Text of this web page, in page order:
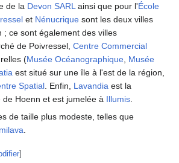
de la Devon SARL ainsi que pour l'École
et Nénucrique sont les deux villes
; ce sont également des villes
de Poivressel, Centre Commercial
(Musée Océanographique Musée
est situé sur une île à l'est de la région,
Spatial . Enfin, Lavandia est la
Hoenn et est jumelée à Illumis
de taille plus modeste, telles que
]